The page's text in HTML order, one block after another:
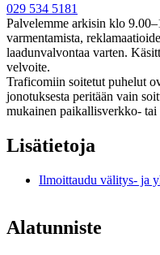
029 534 5181
Palvelemme arkisin klo
varmentamista,
laadunvalvontaa varten.
velvoite.
Traficomiin soitetut puhelut
jonotuksesta peritään vain
mukainen paikallisverkko- tai
Lisätietoja
Ilmoittaudu välitys- ja
Alatunniste